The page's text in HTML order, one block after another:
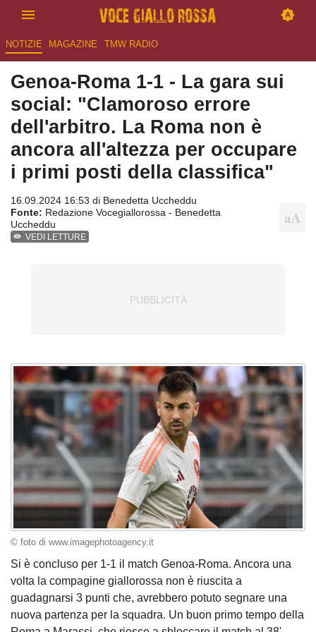
NOTIZIE MAGAZINE TMW RADIO
Genoa-Roma 1-1 - La gara sui
social: "Clamoroso errore
dell'arbitro. La Roma non è
ancora all'altezza per occupare
i primi posti della classifica"
16.09.2024 16:53 di Benedetta Uccheddu
Fonte: Redazione Vocegiallorossa - Benedetta
Uccheddu
VEDI LETTURE
© foto di www.imagephotoagency.it
Si è concluso per 1-1 il match Genoa-Roma. Ancora una
volta la compagine giallorossa non è riuscita a
guadagnarsi 3 punti che, avrebbero potuto segnare una
nuova partenza per la squadra. Un buon primo tempo della